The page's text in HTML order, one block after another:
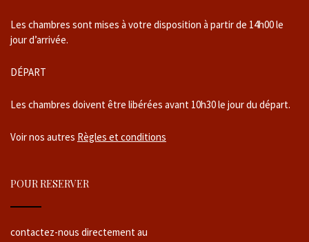
Les chambres sont mises à votre disposition à partir de 14h00 le
jour d’arrivée.
DÉPART
Les chambres doivent être libérées avant 10h30 le jour du départ.
Voir nos autres Règles et conditions
POUR RESERVER
contactez-nous directement au